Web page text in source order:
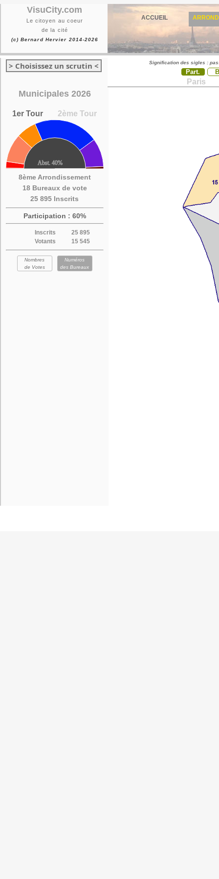
VisuCity.com
Le citoyen au coeur
de la cité
(c) Bernard Hervier 2014-2026
ACCUEIL
> Choisissez un scrutin <
Municipales 2026
1er Tour 2ème Tour
8ème Arrondissement
18 Bureaux de vote
25 895 Inscrits
Participation : 60%
Inscrits
25 895
Votants
15 545
Nombres
de Votes
Numéros
des Bureaux
Signification des sigles :
Part.
Paris